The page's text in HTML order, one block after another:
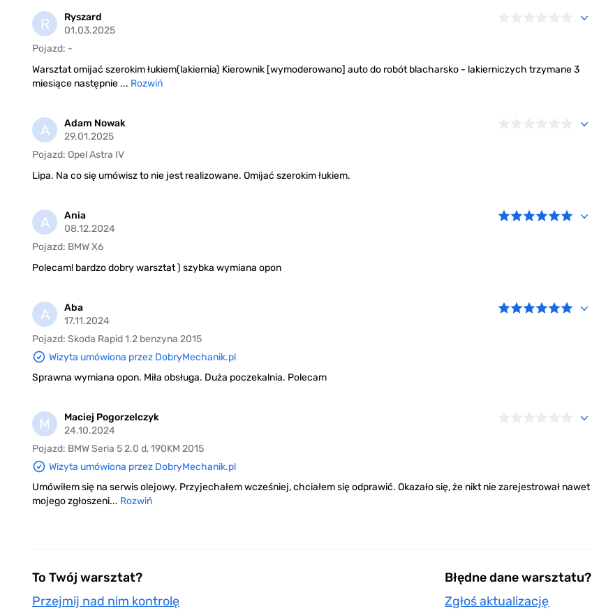
R
Ryszard
01.03.2025
Pojazd: -
Warsztat omijać szerokim łukiem(lakiernia) Kierownik [wymoderowano] auto do robót blacharsko - lakierniczych trzymane 3
miesiące następnie ... Rozwiń
A
Adam Nowak
29.01.2025
Pojazd: Opel Astra IV
Lipa. Na co się umówisz to nie jest realizowane. Omijać szerokim łukiem.
A
Ania
08.12.2024
Pojazd: BMW X6
Polecam! bardzo dobry warsztat ) szybka wymiana opon
A
Aba
17.11.2024
Pojazd: Skoda Rapid 1.2 benzyna 2015
Wizyta umówiona przez DobryMechanik.pl
Sprawna wymiana opon. Miła obsługa. Duża poczekalnia. Polecam
M
Maciej Pogorzelczyk
24.10.2024
Pojazd: BMW Seria 5 2.0 d, 190KM 2015
Wizyta umówiona przez DobryMechanik.pl
Umówiłem się na serwis olejowy. Przyjechałem wcześniej, chciałem się odprawić. Okazało się, że nikt nie zarejestrował nawet
mojego zgłoszeni... Rozwiń
To Twój warsztat?
Przejmij nad nim kontrolę
Błędne dane warsztatu?
Zgłoś aktualizację